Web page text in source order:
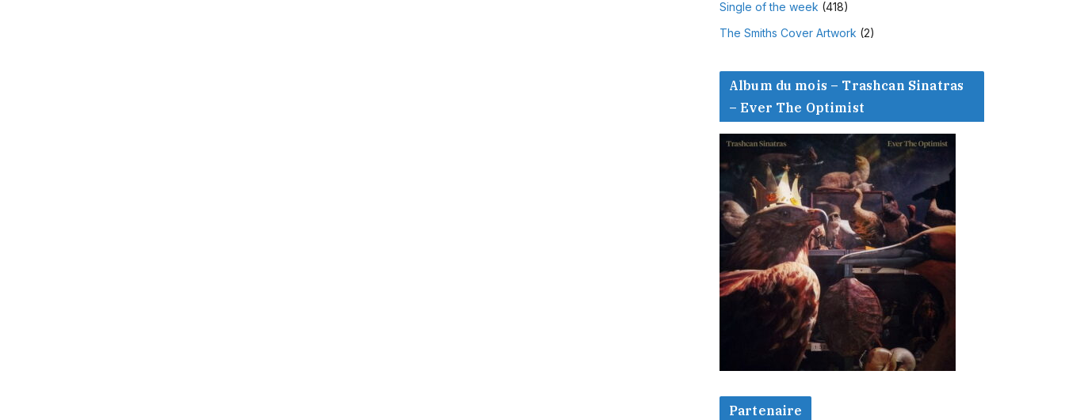
Single of the week (418)
The Smiths Cover Artwork (2)
Album du mois – Trashcan Sinatras
– Ever The Optimist
Partenaire